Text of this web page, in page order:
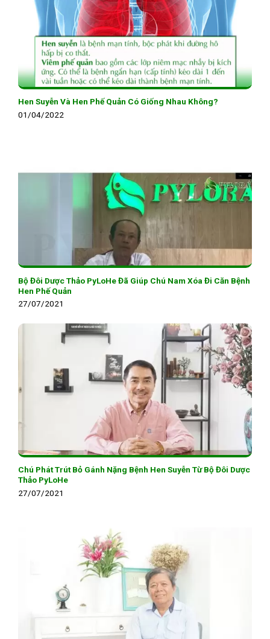
Hen Suyễn Và Hen Phế Quản Có Giống Nhau Không?
01/04/2022
Bộ Đôi Dược Thảo PyLoHe Đã Giúp Chú Nam Xóa Đi Căn Bệnh
Hen Phế Quản
27/07/2021
Chú Phát Trút Bỏ Gánh Nặng Bệnh Hen Suyễn Từ Bộ Đôi Dược
Thảo PyLoHe
27/07/2021